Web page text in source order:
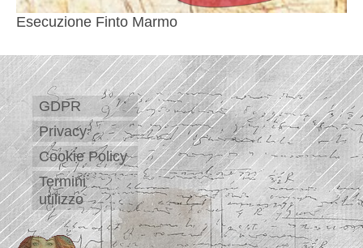
Esecuzione Finto Marmo
GDPR
Privacy
Cookie Policy
Termini
utilizzo